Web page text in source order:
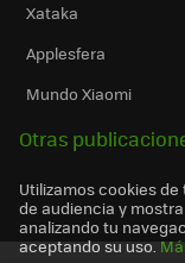
Xataka
Applesfera
Mundo Xiaomi
Otras
Utilizamos cookies
de audiencia y
analizando tu
aceptando su uso.